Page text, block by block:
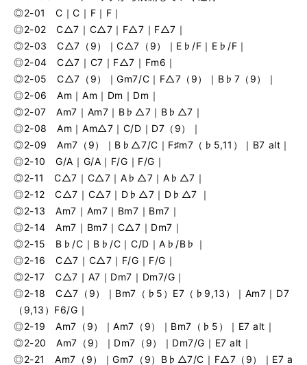
◎2-01 C｜C｜F｜F｜
◎2-02 C△7｜C△7｜F△7｜F△7｜
◎2-03 C△7（9）｜C△7（9）｜E♭/F｜E♭/F｜
◎2-04 C△7｜C7｜F△7｜Fm6｜
◎2-05 C△7（9）｜Gm7/C｜F△7（9）｜B♭7（9）｜
◎2-06 Am｜Am｜Dm｜Dm｜
◎2-07 Am7｜Am7｜B♭△7｜B♭△7｜
◎2-08 Am｜Am△7｜C/D｜D7（9）｜
◎2-09 Am7（9）｜B♭△7/C｜F♯m7（♭5,11）｜B7 alt｜
◎2-10 G/A｜G/A｜F/G｜F/G｜
◎2-11 C△7｜C△7｜A♭△7｜A♭△7｜
◎2-12 C△7｜C△7｜D♭△7｜D♭△7 ｜
◎2-13 Am7｜Am7｜Bm7｜Bm7｜
◎2-14 Am7｜Bm7｜C△7｜Dm7｜
◎2-15 B♭/C｜B♭/C｜C/D｜A♭/B♭｜
◎2-16 C△7｜C△7｜F/G｜F/G｜
◎2-17 C△7｜A7｜Dm7｜Dm7/G｜
◎2-18 C△7（9）｜Bm7（♭5）E7（♭9,13）｜Am7｜D7
（9,13）F6/G｜
◎2-19 Am7（9）｜Am7（9）｜Bm7（♭5）｜E7 alt｜
◎2-20 Am7（9）｜Dm7（9）｜Dm7/G｜E7 alt｜
◎2-21 Am7（9）｜Gm7（9）B♭△7/C｜F△7（9）｜E7 a